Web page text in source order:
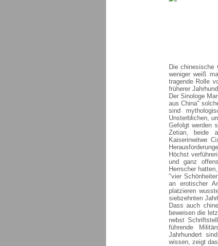
Die chinesische
weniger weiß
tragende Rolle
früherer
Der Sinologe
aus China"
sind
Unsterblichen,
Gefolgt werden
Zetian, beide
Kaiserinwitwe
Höchst
und ganz
Herrscher
"vier
an erotischer
platzieren
siebzehnten
Dass auch
beweisen die
nebst
führende
Jahrhundert
wissen, zeigt